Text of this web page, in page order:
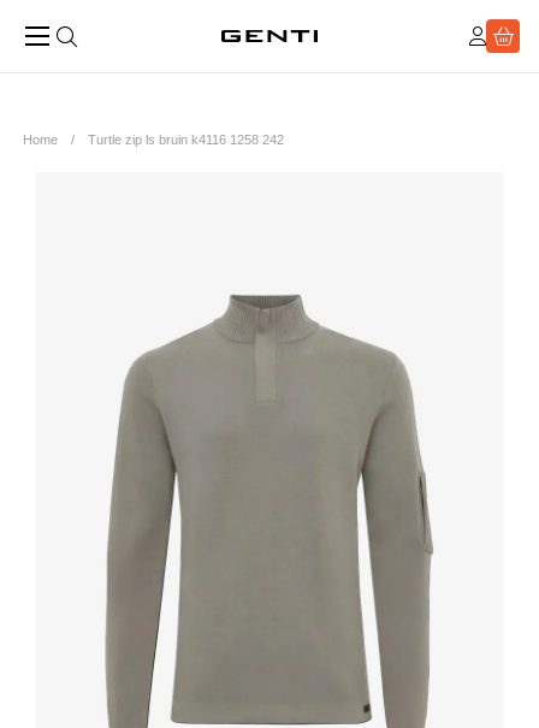
Home Turtle zip ls bruin k4116 1258 242